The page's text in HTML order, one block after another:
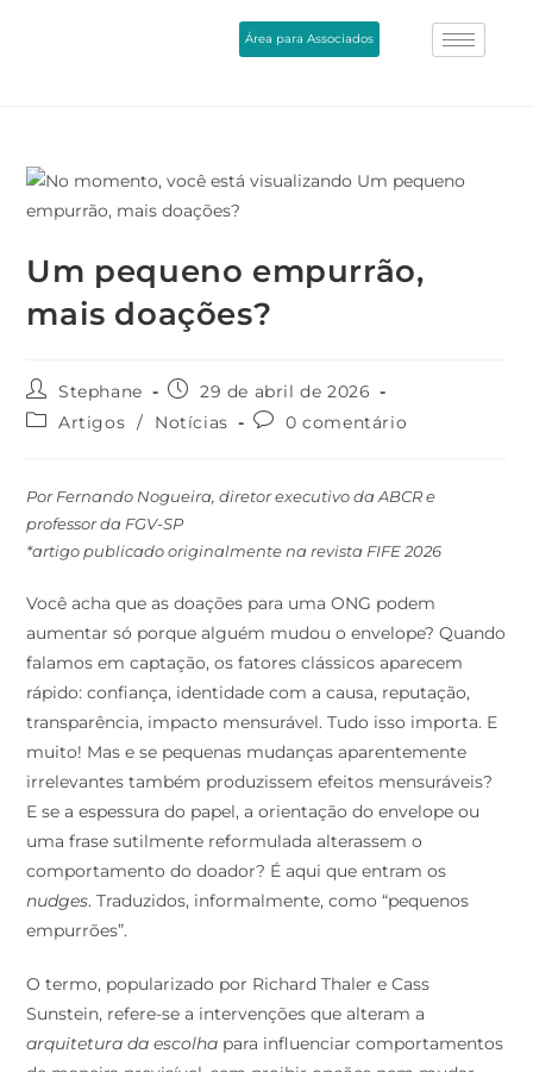
Área para Associados
Um pequeno empurrão,
mais doações?
Stephane
29 de abril de 2026
Artigos / Notícias 0 comentário
Por Fernando Nogueira, diretor executivo da ABCR e
professor da FGV-SP
*artigo publicado originalmente na revista FIFE 2026
Você acha que as doações para uma ONG podem
aumentar só porque alguém mudou o envelope? Quando
falamos em captação, os fatores clássicos aparecem
rápido: confiança, identidade com a causa, reputação,
transparência, impacto mensurável. Tudo isso importa. E
muito! Mas e se pequenas mudanças aparentemente
irrelevantes também produzissem efeitos mensuráveis?
E se a espessura do papel, a orientação do envelope ou
uma frase sutilmente reformulada alterassem o
comportamento do doador? É aqui que entram os
nudges. Traduzidos, informalmente, como “pequenos
empurrões”.
O termo, popularizado por Richard Thaler e Cass
Sunstein, refere-se a intervenções que alteram a
arquitetura da escolha para influenciar comportamentos